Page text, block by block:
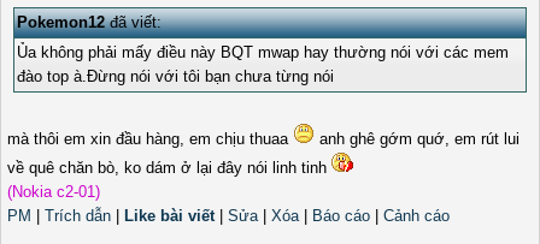
Pokemon12đã viết:
Ủa không phải mấy điều này BQT mwap hay thường nói với các mem
đào top à.Đừng nói với tôi bạn chưa từng nói
mà thôi em xin đầu hàng, em chịu thuaa
anh ghê gớm quớ, em rút lui
về quê chăn bò, ko dám ở lại đây nói linh tinh
(Nokia c2-01)
PM
Trích dẫn Like bài viết| Sửa| Xóa| Báo cáo
Cảnh cáo